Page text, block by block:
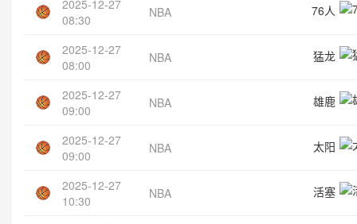
2025-12-27
08:30
NBA 76人
2025-12-27
08:00
NBA 猛龙
2025-12-27
09:00
NBA 雄鹿
2025-12-27
09:00
NBA 太阳
2025-12-27
10:30
NBA 活塞